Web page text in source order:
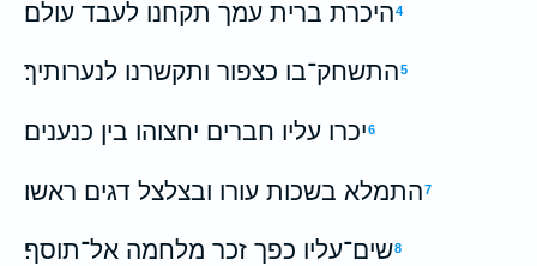
4היכרת ברית עמך תקחנו לעבד עולם׃
5התשחק־בו כצפור ותקשרנו לנערותיך׃
6יכרו עליו חברים יחצוהו בין כנענים׃
7התמלא בשכות עורו ובצלצל דגים ראשו׃
8שים־עליו כפך זכר מלחמה אל־תוסף׃